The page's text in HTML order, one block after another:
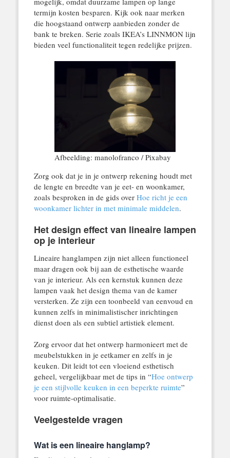
termijn kosten besparen. Kijk ook naar merken
die hoogstaand ontwerp aanbieden zonder de
bank te breken. Serie zoals IKEA’s LINNMON lijn
bieden veel functionaliteit tegen redelijke prijzen.
Afbeelding: manolofranco / Pixabay
Zorg ook dat je in je ontwerp rekening houdt met
de lengte en breedte van je eet- en woonkamer,
zoals besproken in de gids over Hoe richt je een
woonkamer lichter in met minimale middelen.
Het design effect van lineaire lampen
op je interieur
Lineaire hanglampen zijn niet alleen functioneel
maar dragen ook bij aan de esthetische waarde
van je interieur. Als een kernstuk kunnen deze
lampen vaak het design thema van de kamer
versterken. Ze zijn een toonbeeld van eenvoud en
kunnen zelfs in minimalistischer inrichtingen
dienst doen als een subtiel artistiek element.
Zorg ervoor dat het ontwerp harmonieert met de
meubelstukken in je eetkamer en zelfs in je
keuken. Dit leidt tot een vloeiend esthetisch
geheel, vergelijkbaar met de tips in “Hoe ontwerp
je een stijlvolle keuken in een beperkte ruimte”
voor ruimte-optimalisatie.
Veelgestelde vragen
Wat is een lineaire hanglamp?